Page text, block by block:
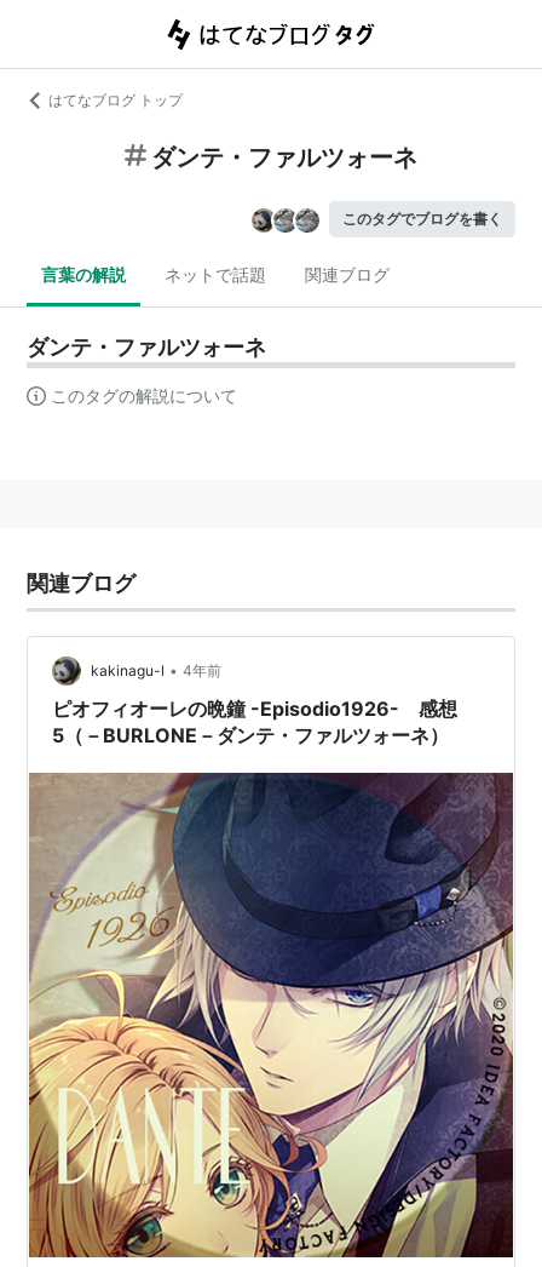
はてなブログ トップ
ダンテ・ファルツォーネ
このタグでブログを書く
言葉の解説 ネットで話題 関連ブログ
ダンテ・ファルツォーネ
このタグの解説について
関連ブログ
kakinagu-l • 4年前
ピオフィオーレの晩鐘 -Episodio1926- 感想
5（－BURLONE－ダンテ・ファルツォーネ）